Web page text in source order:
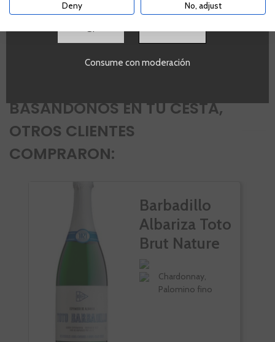
PROMO
Si
Volumen
BASÁNDONOS EN TU CESTA,
OTROS CLIENTES
COMPRARON:
Barbadillo
Albariza Toto
Brut Nature
Chardonnay,
Palomino fino
Consume con moderación
Deny No, adjust